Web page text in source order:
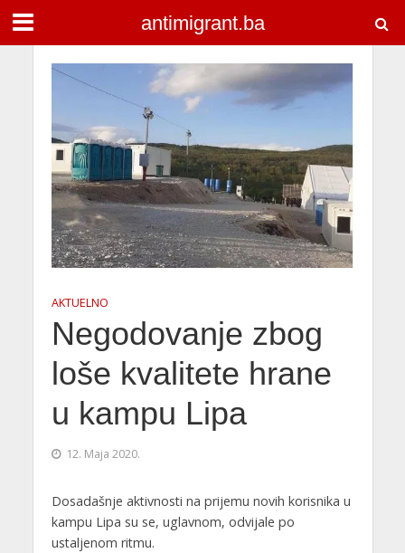
antimigrant.ba
AKTUELNO
Negodovanje zbog
loše kvalitete hrane
u kampu Lipa
12. Maja 2020.
Dosadašnje aktivnosti na prijemu novih korisnika u
kampu Lipa su se, uglavnom, odvijale po
ustaljenom ritmu.